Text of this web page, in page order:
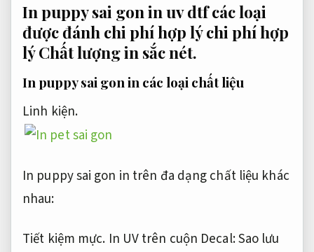
In puppy sai gon in uv dtf các loại
được đánh chi phí hợp lý chi phí hợp
lýChất lượng in sắc nét.
In puppy sai gon in các loại chất liệu
Linh kiện.
In puppy sai gon in trên đa dạng chất liệu khác
nhau:
Tiết kiệm mực. In UV trên cuộn Decal:Sao lưu